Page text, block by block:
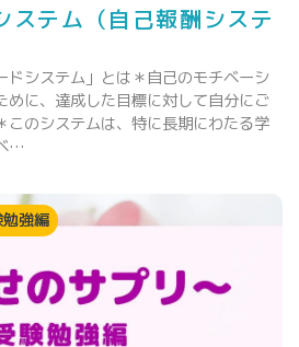
ステム（自己報酬システ
ドシステム」とは＊自己のモチベーシ
めに、達成した目標に対して自分にご
このシステムは、特に長期にわたる学
…
強編